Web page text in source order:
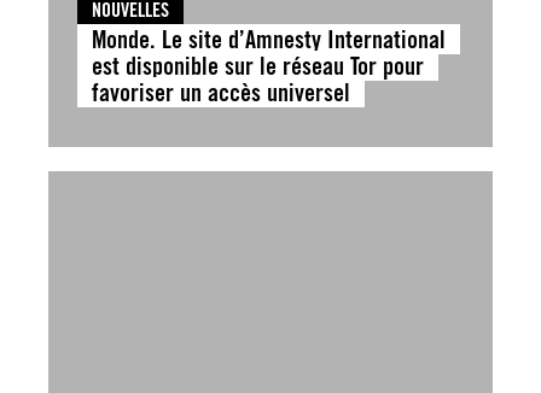
NOUVELLES
Monde. Le site d’Amnesty International
est disponible sur le réseau Tor pour
favoriser un accès universel